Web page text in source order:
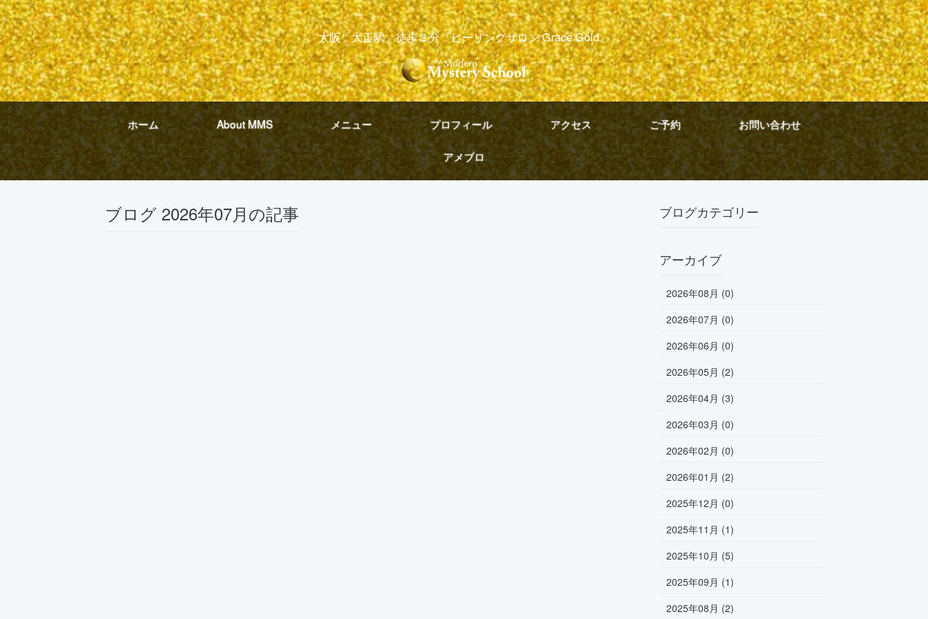
大阪「大正駅」徒歩３分『ヒーリングサロン Grace Gold』
ホーム About MMS メニュー プロフィール アクセス ご予約 お問い合わせ
アメブロ
ブログ 2026年07月の記事 ブログカテゴリー
アーカイブ
2026年08月 (0)
2026年07月 (0)
2026年06月 (0)
2026年05月 (2)
2026年04月 (3)
2026年03月 (0)
2026年02月 (0)
2026年01月 (2)
2025年12月 (0)
2025年11月 (1)
2025年10月 (5)
2025年09月 (1)
2025年08月 (2)